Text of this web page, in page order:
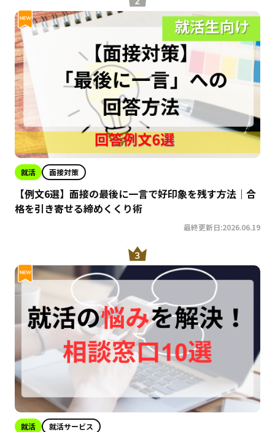
就活 面接対策
【例文6選】面接の最後に一言で好印象を残す方法｜合
格を引き寄せる締めくくり術
最終更新日:2026.06.19
就活 就活サービス